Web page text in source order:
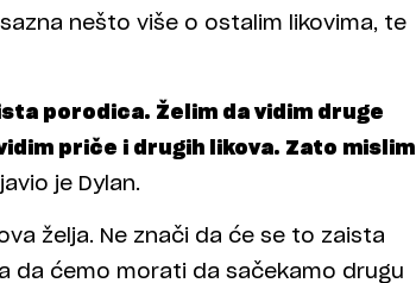
nešto više o ostalim likovima, te
porodica. Želim da vidim druge
priče i drugih likova. Zato mislim
je Dylan.
želja. Ne znači da će se to zaista
da ćemo morati da sačekamo drugu